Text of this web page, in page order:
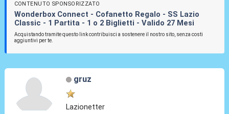
CONTENUTO SPONSORIZZATO
Wonderbox Connect - Cofanetto Regalo - SS Lazio
Classic - 1 Partita - 1 o 2 Biglietti - Valido 27 Mesi
Acquistando tramite questo link contribuisci a sostenere il nostro sito, senza costi
aggiuntivi per te.
gruz
Lazionetter